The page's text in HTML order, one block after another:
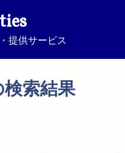
提供サービス
検索結果